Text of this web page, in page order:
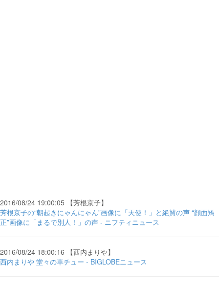
2016/08/24 19:00:05 【芳根京子】
芳根京子の“朝起きにゃんにゃん”画像に「天使！」と絶賛の声 “顔面矯
正”画像に「まるで別人！」の声 - ニフティニュース
2016/08/24 18:00:16 【西内まりや】
西内まりや 堂々の車チュー - BIGLOBEニュース